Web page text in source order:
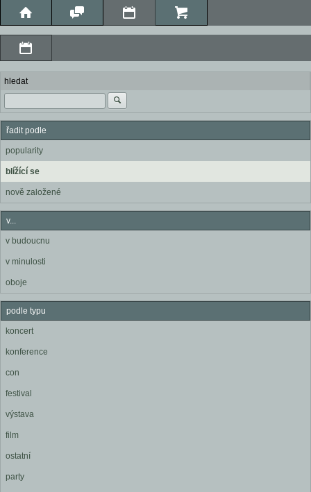
hledat
řadit podle
popularity
blížící se
nově založené
v...
v budoucnu
v minulosti
oboje
podle typu
koncert
konference
con
festival
výstava
film
ostatní
party